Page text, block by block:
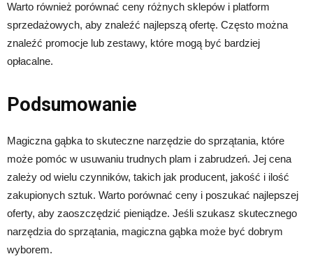
Warto również porównać ceny różnych sklepów i platform
sprzedażowych, aby znaleźć najlepszą ofertę. Często można
znaleźć promocje lub zestawy, które mogą być bardziej
opłacalne.
Podsumowanie
Magiczna gąbka to skuteczne narzędzie do sprzątania, które
może pomóc w usuwaniu trudnych plam i zabrudzeń. Jej cena
zależy od wielu czynników, takich jak producent, jakość i ilość
zakupionych sztuk. Warto porównać ceny i poszukać najlepszej
oferty, aby zaoszczędzić pieniądze. Jeśli szukasz skutecznego
narzędzia do sprzątania, magiczna gąbka może być dobrym
wyborem.